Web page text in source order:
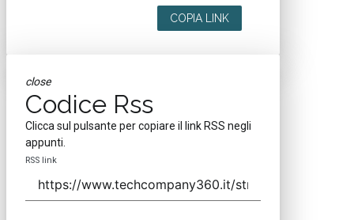
COPIA LINK
close
Codice Rss
Clicca sul pulsante per copiare il link RSS negli
appunti.
RSS link